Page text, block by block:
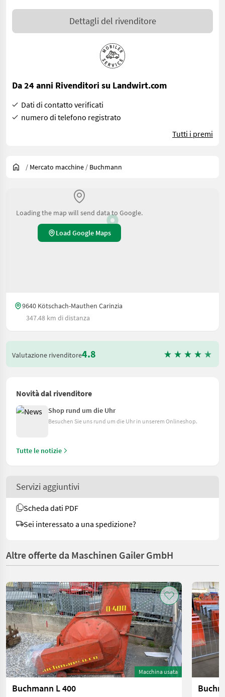
Dettagli del rivenditore
Da 24 anni Rivenditori su Landwirt.com
Dati di contatto verificati
numero di telefono registrato
Tutti i premi
/ Mercato macchine / Buchmann
Loading the map will send data to Google.
Load Google Maps
9640 Kötschach-Mauthen Carinzia
347.48 km di distanza
Valutazione rivenditore4.8
Novità dal rivenditore
Shop rund um die Uhr
Besuchen Sie uns rund um die Uhr in unserem Onlineshop.
Tutte le notizie
Servizi aggiuntivi
Scheda dati PDF
Sei interessato a una spedizione?
Altre offerte da Maschinen Gailer GmbH
Macchina usata
Buchmann L 400